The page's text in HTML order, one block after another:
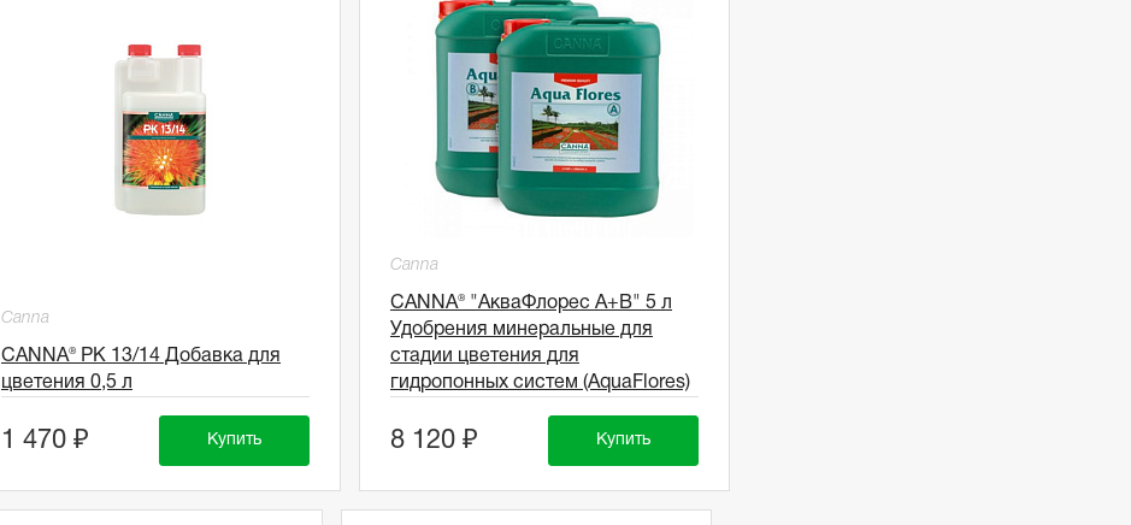
Canna
CANNA® PK 13/14 Добавка для
цветения 0,5 л
1 470 ₽ Купить
Canna
CANNA® "АкваФлорес A+B" 5 л
Удобрения минеральные для
стадии цветения для
гидропонных систем (AquaFlores)
8 120 ₽ Купить